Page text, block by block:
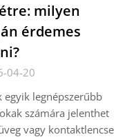
milyen
érdemes
04-20
egyik legnépszerűbb
számára jelenthet
vagy kontaktlencse